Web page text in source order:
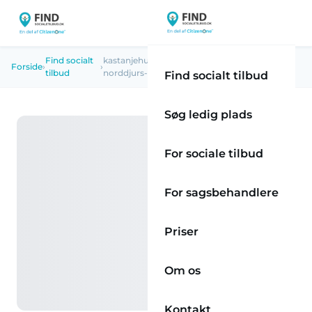
Find socialt tilbud
Søg ledig plads
For sociale tilbud
For sagsbehandlere
Priser
Om os
Forside›
Find socialt
tilbud
›
kastanjehuset-boerne-og-ungecenter-
norddjurs-boernecentret